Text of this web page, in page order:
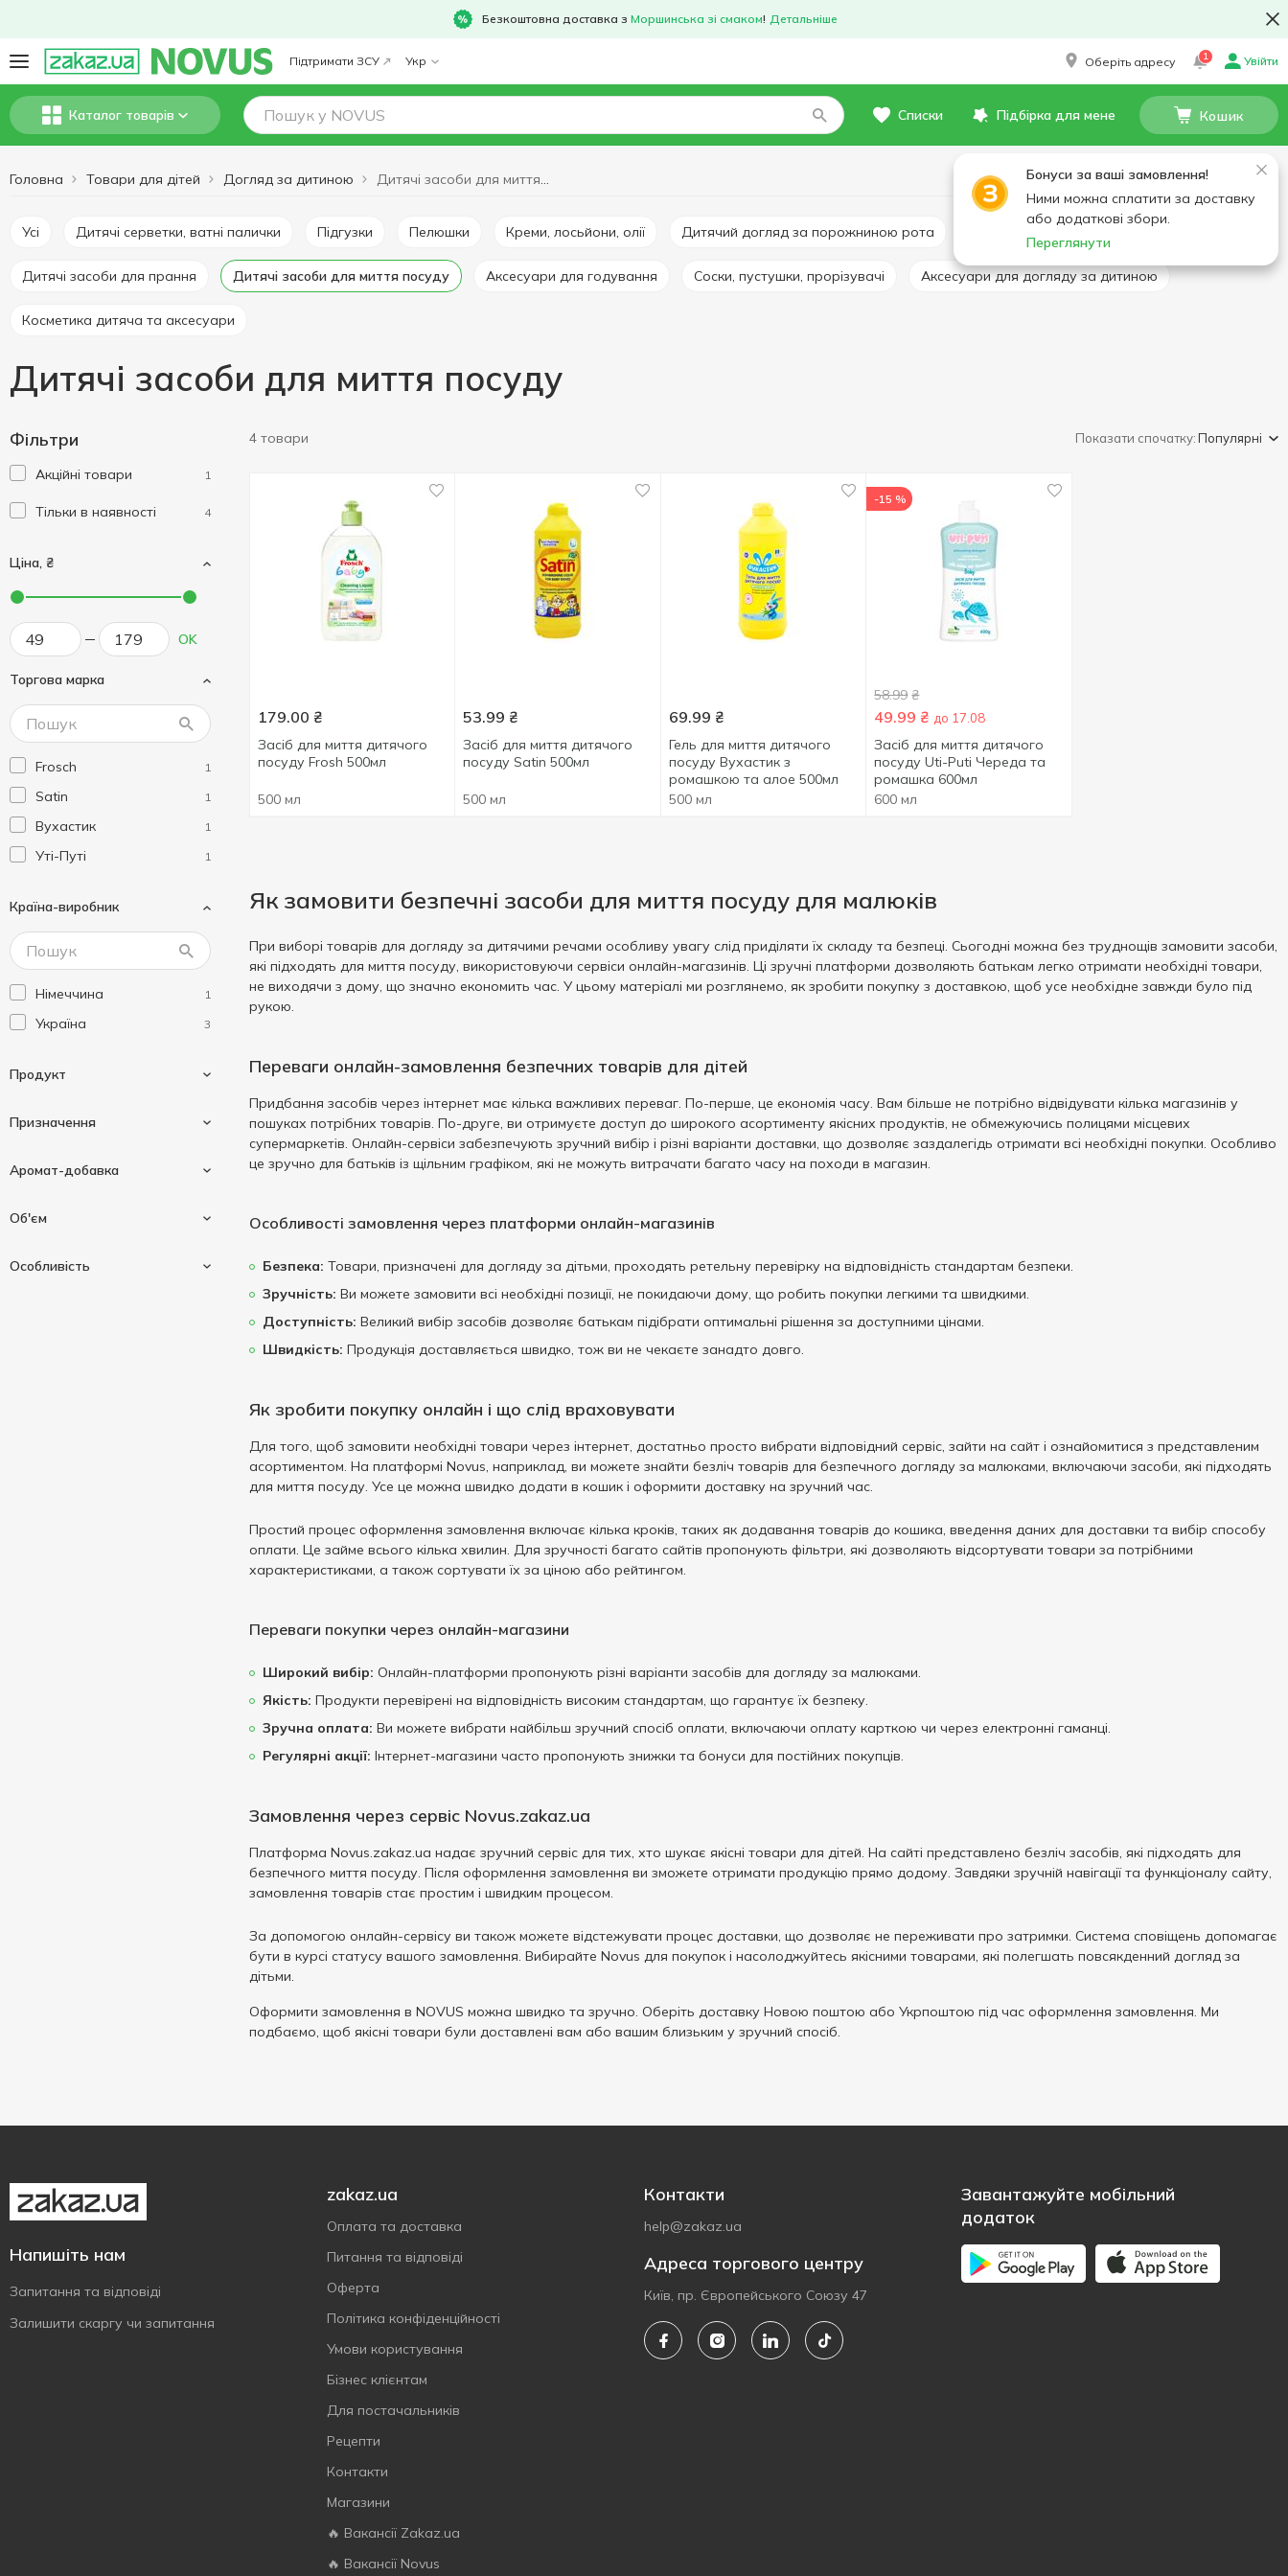
Безкоштовна доставка з Моршинська зі смаком! Детальніше
Підтримати ЗСУ Укр Оберіть адресу 1 Увійти
Каталог товарів Списки Підбірка для мене Кошик
Бонуси за ваші замовлення!
Ними можна сплатити за доставку
або додаткові збори.
Переглянути
Головна Товари для дітей Догляд за дитиною Дитячі засоби для миття посуду
Усі Дитячі серветки, ватні палички Підгузки Пелюшки Креми, лосьйони, олії Дитячий догляд за порожниною рота
Дитячі засоби для прання Дитячі засоби для миття посуду Аксесуари для годування Соски, пустушки, прорізувачі Аксесуари для догляду за дитиною
Косметика дитяча та аксесуари
Дитячі засоби для миття посуду
Фільтри
Акційні товари 1
Тільки в наявності 4
Ціна, ₴
OK
Торгова марка
Frosch 1
Satin 1
Вухастик 1
Уті-Путі 1
Країна-виробник
Німеччина 1
Україна 3
Продукт
Бальзам
Засіб 3
Призначення
посуду
Аромат-добавка
Алое вера
Об'єм
Особливість
4 товари Показати спочатку:Популярні
179.00 ₴
Засiб для миття дитячого
посуду Frosh 500мл
500 мл
53.99 ₴
Засіб для миття дитячого
посуду Satin 500мл
500 мл
69.99 ₴
Гель для миття дитячого
посуду Вухастик з
ромашкою та алое 500мл
500 мл
-15 %
58.99 ₴
49.99 ₴ до 17.08
Засіб для миття дитячого
посуду Uti-Puti Череда та
ромашка 600мл
600 мл
Як замовити безпечні засоби для миття посуду для малюків
При виборі товарів для догляду за дитячими речами особливу увагу слід приділяти їх складу та безпеці. Сьогодні можна без труднощів замовити засоби,
які підходять для миття посуду, використовуючи сервіси онлайн-магазинів. Ці зручні платформи дозволяють батькам легко отримати необхідні товари,
не виходячи з дому, що значно економить час. У цьому матеріалі ми розглянемо, як зробити покупку з доставкою, щоб усе необхідне завжди було під
рукою.
Переваги онлайн-замовлення безпечних товарів для дітей
Придбання засобів через інтернет має кілька важливих переваг. По-перше, це економія часу. Вам більше не потрібно відвідувати кілька магазинів у
пошуках потрібних товарів. По-друге, ви отримуєте доступ до широкого асортименту якісних продуктів, не обмежуючись полицями місцевих
супермаркетів. Онлайн-сервіси забезпечують зручний вибір і різні варіанти доставки, що дозволяє заздалегідь отримати всі необхідні покупки. Особливо
це зручно для батьків із щільним графіком, які не можуть витрачати багато часу на походи в магазин.
Особливості замовлення через платформи онлайн-магазинів
Безпека: Товари, призначені для догляду за дітьми, проходять ретельну перевірку на відповідність стандартам безпеки.
Зручність: Ви можете замовити всі необхідні позиції, не покидаючи дому, що робить покупки легкими та швидкими.
Доступність: Великий вибір засобів дозволяє батькам підібрати оптимальні рішення за доступними цінами.
Швидкість: Продукція доставляється швидко, тож ви не чекаєте занадто довго.
Як зробити покупку онлайн і що слід враховувати
Для того, щоб замовити необхідні товари через інтернет, достатньо просто вибрати відповідний сервіс, зайти на сайт і ознайомитися з представленим
асортиментом. На платформі Novus, наприклад, ви можете знайти безліч товарів для безпечного догляду за малюками, включаючи засоби, які підходять
для миття посуду. Усе це можна швидко додати в кошик і оформити доставку на зручний час.
Простий процес оформлення замовлення включає кілька кроків, таких як додавання товарів до кошика, введення даних для доставки та вибір способу
оплати. Це займе всього кілька хвилин. Для зручності багато сайтів пропонують фільтри, які дозволяють відсортувати товари за потрібними
характеристиками, а також сортувати їх за ціною або рейтингом.
Переваги покупки через онлайн-магазини
Широкий вибір: Онлайн-платформи пропонують різні варіанти засобів для догляду за малюками.
Якість: Продукти перевірені на відповідність високим стандартам, що гарантує їх безпеку.
Зручна оплата: Ви можете вибрати найбільш зручний спосіб оплати, включаючи оплату карткою чи через електронні гаманці.
Регулярні акції: Інтернет-магазини часто пропонують знижки та бонуси для постійних покупців.
Замовлення через сервіс Novus.zakaz.ua
Платформа Novus.zakaz.ua надає зручний сервіс для тих, хто шукає якісні товари для дітей. На сайті представлено безліч засобів, які підходять для
безпечного миття посуду. Після оформлення замовлення ви зможете отримати продукцію прямо додому. Завдяки зручній навігації та функціоналу сайту,
замовлення товарів стає простим і швидким процесом.
За допомогою онлайн-сервісу ви також можете відстежувати процес доставки, що дозволяє не переживати про затримки. Система сповіщень допомагає
бути в курсі статусу вашого замовлення. Вибирайте Novus для покупок і насолоджуйтесь якісними товарами, які полегшать повсякденний догляд за
дітьми.
Оформити замовлення в NOVUS можна швидко та зручно. Оберіть доставку Новою поштою або Укрпоштою під час оформлення замовлення. Ми
подбаємо, щоб якісні товари були доставлені вам або вашим близьким у зручний спосіб.
Напишіть нам
Запитання та відповіді
Залишити скаргу чи запитання
zakaz.ua
Оплата та доставка
Питання та відповіді
Оферта
Політика конфіденційності
Умови користування
Бізнес клієнтам
Для постачальників
Рецепти
Контакти
Магазини
🔥 Вакансії Zakaz.ua
🔥 Вакансії Novus
Контакти
help@zakaz.ua
Адреса торгового центру
Київ, пр. Європейського Союзу 47
Завантажуйте мобільний
додаток